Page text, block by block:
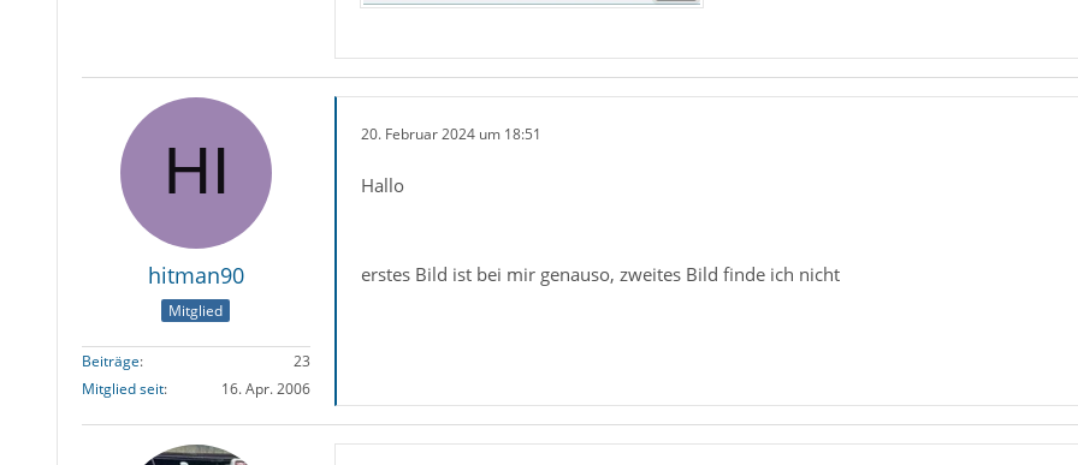
hitman90
Mitglied
Beiträge
23
Mitglied seit
16. Apr. 2006
20. Februar 2024 um 18:51
Hallo
erstes Bild ist bei mir genauso, zweites Bild finde ich nicht